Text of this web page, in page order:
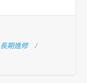
長期進修